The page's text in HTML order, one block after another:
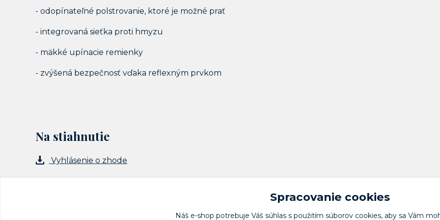
- odopínateľné polstrovanie, ktoré je možné prať
- integrovaná sieťka proti hmyzu
- mäkké upínacie remienky
- zvýšená bezpečnosť vďaka reflexným prvkom
Na stiahnutie
Vyhlásenie o zhode
Spracovanie cookies
Náš e-shop potrebuje Váš súhlas s použitím súborov cookies, aby sa Vám